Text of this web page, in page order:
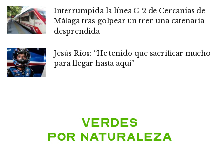
Interrumpida la línea C-2 de Cercanías de
Málaga tras golpear un tren una catenaria
desprendida
Jesús Ríos: “He tenido que sacrificar mucho
para llegar hasta aquí”